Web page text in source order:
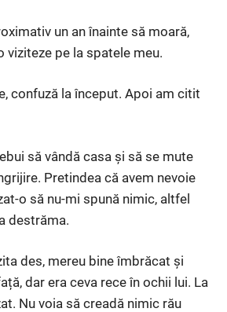
un an înainte să moară,
viziteze pe la spatele meu.
confuză la început. Apoi am citit
să vândă casa și să se mute
Pretindea că avem nevoie
o să nu-mi spună nimic, altfel
destrăma.
des, mereu bine îmbrăcat și
dar era ceva rece în ochii lui. La
Nu voia să creadă nimic rău